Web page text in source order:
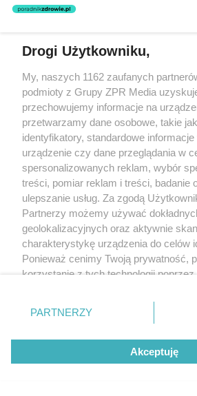
PRIME 18: Tańcula,
Schreiber i Wach na
Drogi Użytkowniku,
My, naszych 1162 zaufanych
podmioty z Grupy ZPR Media
przechowujemy informacje na
przetwarzamy dane osobowe, takie
identyfikatory, standardowe informacje
urządzenie czy dane przeglądania w
spersonalizowanych reklam, wybór
treści, pomiar reklam i treści, badanie
ulepszanie usług. Za zgodą
Partnerzy możemy używać
geolokalizacyjnych oraz aktywnie
charakterystykę urządzenia do celów
Ponieważ cenimy Twoją prywatność,
korzystanie z tych technologii poprzez
zmienić/wycofać klikając przycisk
znajdujący się w lewym dolnym rogu
rodzaje przetwarzania danych nie
użytkownika, ale masz prawo
przetwarzaniu. Preferencje będą
PARTNERZY
Akceptuję